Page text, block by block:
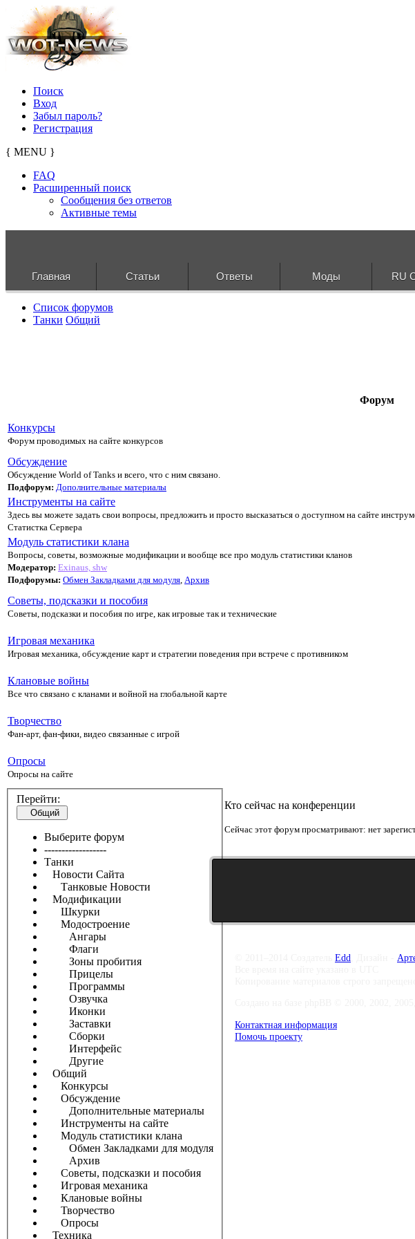
Поиск
Вход
Забыл пароль?
Регистрация
{ MENU }
FAQ
Расширенный поиск
Сообщения без ответов
Активные темы
Главная Статьи Ответы Моды RU
Список форумов
Танки Общий
Форум
Конкурсы
Форум проводимых на сайте конкурсов
Обсуждение
Обсуждение World of Tanks и всего, что с ним связано.
Подфорум: Дополнительные материалы
Инструменты на сайте
Здесь вы можете задать свои вопросы, предложить и просто высказаться о доступном на сайте
Статистка Сервера
Модуль статистики клана
Вопросы, советы, возможные модификации и вообще все про модуль статистики кланов
Модератор: Exinaus, shw
Подфорумы: Обмен Закладками для модуля Архив
Советы, подсказки и пособия
Советы, подсказки и пособия по игре, как игровые так и технические
Игровая механика
Игровая механика, обсуждение карт и стратегии поведения при встрече с противником
Клановые войны
Все что связано с кланами и войной на глобальной карте
Творчество
Фан-арт, фан-фики, видео связанные с игрой
Опросы
Опросы на сайте
Перейти:
Общий
Выберите форум
------------------
Танки
Новости Сайта
Танковые Новости
Модификации
Шкурки
Модостроение
Ангары
Флаги
Зоны пробития
Прицелы
Программы
Озвучка
Иконки
Заставки
Сборки
Интерфейс
Другие
Общий
Конкурсы
Обсуждение
Дополнительные материалы
Инструменты на сайте
Модуль статистики клана
Обмен Закладками для модуля
Архив
Советы, подсказки и пособия
Игровая механика
Клановые войны
Творчество
Опросы
Техника
Кто сейчас на конференции
Сейчас этот форум просматривают: нет
Edd
Контактная информация
Помочь проекту